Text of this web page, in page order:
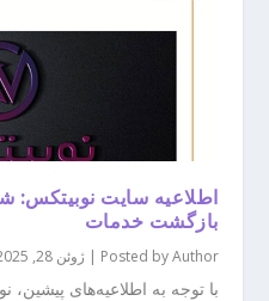
اطلاعیه سایت نوبیتکس:
بازگشت خدمات
Posted byAuthor
|ژوئن 28, 2025
با توجه به اطلاعیه‌های پیشین،